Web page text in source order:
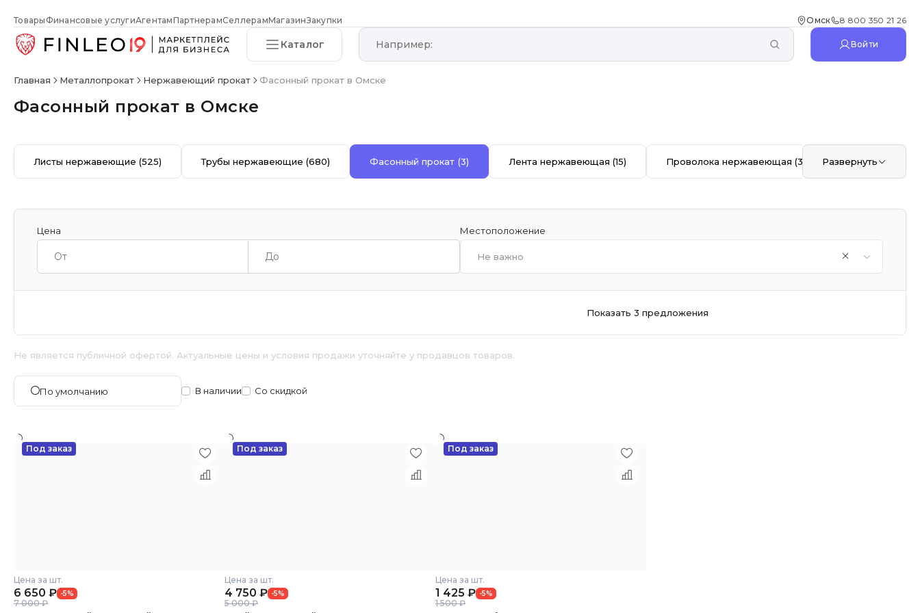
Товары Финансовые услугиАгентамПартнерамСеллерамМагазинЗакупки Омск 8 800 350 21 26
Каталог Войти
Главная Металлопрокат Нержавеющий прокат Фасонный прокат в Омске
Фасонный прокат в Омске
Листы нержавеющие(525) Трубы нержавеющие(680) Фасонный прокат (3) Лента нержавеющая (15) Проволока нержавеющая (32) Отвод(44)
Развернуть
Цена Местоположение
Не важно
Показать 3 предложения
Не является публичной офертой. Актуальные цены и условия продажи уточняйте у продавцов товаров.
По умолчанию В наличии Со скидкой
Под заказ
Цена за шт.
6 650 ₽ -5%
7 000 ₽
Под заказ
Цена за шт.
4 750 ₽ -5%
5 000 ₽
Под заказ
Цена за шт.
1 425 ₽ -5%
1 500 ₽